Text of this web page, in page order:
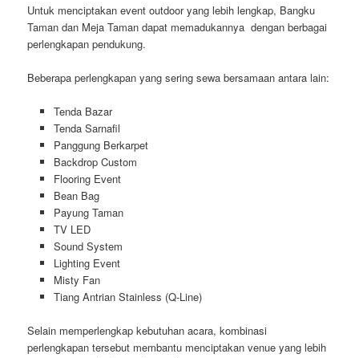
Untuk menciptakan event outdoor yang lebih lengkap, Bangku
Taman dan Meja Taman dapat memadukannya dengan berbagai
perlengkapan pendukung.
Beberapa perlengkapan yang sering sewa bersamaan antara lain:
Tenda Bazar
Tenda Sarnafil
Panggung Berkarpet
Backdrop Custom
Flooring Event
Bean Bag
Payung Taman
TV LED
Sound System
Lighting Event
Misty Fan
Tiang Antrian Stainless (Q-Line)
Selain memperlengkap kebutuhan acara, kombinasi
perlengkapan tersebut membantu menciptakan venue yang lebih